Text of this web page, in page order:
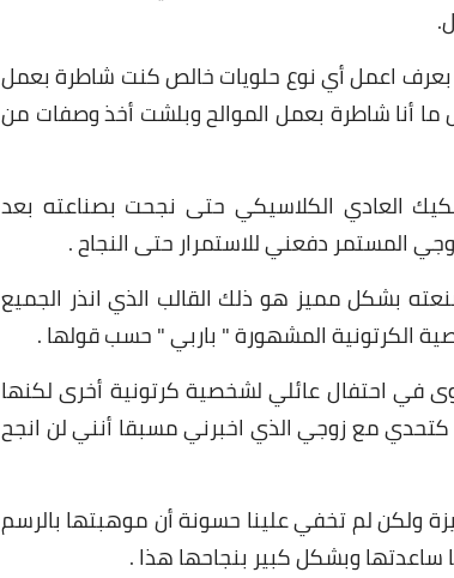
اعمل أي نوع حلويات خالص كنت شاطرة بعمل
ما أنا شاطرة بعمل الموالح وبلشت أخذ وصفات من
العادي الكلاسيكي حتى نجحت بصناعته بعد
المستمر دفعني للاستمرار حتى النجاح .
بشكل مميز هو ذلك القالب الذي انذر الجميع
الكرتونية المشهورة " باربي " حسب قولها .
في احتفال عائلي لشخصية كرتونية أخرى لكنها
مع زوجي الذي اخبرني مسبقا أنني لن انجح
ولكن لم تخفي علينا حسونة أن موهبتها بالرسم
ساعدتها وبشكل كبير بنجاحها هذا .